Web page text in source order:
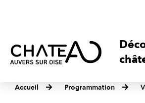
Accueil Programmation